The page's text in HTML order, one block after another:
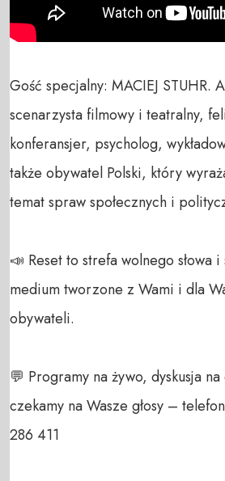
Gość specjalny: MACIEJ STUHR.
scenarzysta filmowy i teatralny,
konferansjer, psycholog,
także obywatel Polski, który
temat spraw społecznych i
📣 Reset to strefa wolnego słowa
medium tworzone z Wami i dla
obywateli.
💬 Programy na żywo, dyskusja
czekamy na Wasze głosy –
286 411